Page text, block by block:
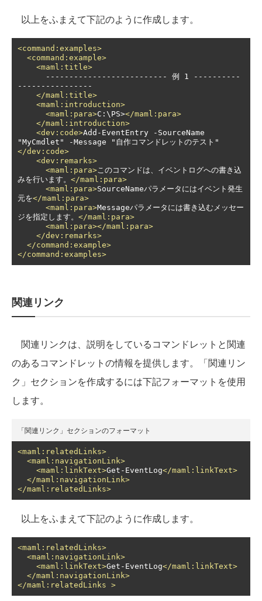
以上をふまえて下記のように作成します。
<command:examples>
<command:example>
<maml:title>
----------------
</maml:title>
<maml:introduction>
<maml:para>C:\PS></maml:para>
</maml:introduction>
<dev:code>Add-EventEntry -SourceName
"MyCmdlet" -Message "自作コマンドレットのテスト"
</dev:code>
<dev:remarks>
<maml:para>このコマンドは、イベントログへの書き込
みを行います。 </maml:para>
<maml:para>SourceNameパラメータにはイベント発生
元を</maml:para>
<maml:para>Messageパラメータには書き込むメッセー
ジを指定します。 </maml:para>
<maml:para></maml:para>
</dev:remarks>
</command:example>
</command:examples>
関連リンク
関連リンクは、説明をしているコマンドレットと関連
のあるコマンドレットの情報を提供します。「関連リン
ク」セクションを作成するには下記フォーマットを使用
します。
「関連リンク」セクションのフォーマット
<maml:relatedLinks>
<maml:navigationLink>
<maml:linkText>Get-EventLog</maml:linkText>
</maml:navigationLink>
</maml:relatedLinks>
以上をふまえて下記のように作成します。
<maml:relatedLinks>
<maml:navigationLink>
<maml:linkText>Get-EventLog</maml:linkText>
</maml:navigationLink>
</maml:relatedLinks >